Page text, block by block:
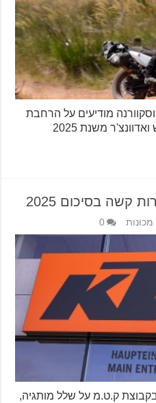
מודיעים על הרחבת
קשה בסיכום 2025
מכונות 0
בקבוצת ק.ט.מ על שלל מותגיה,